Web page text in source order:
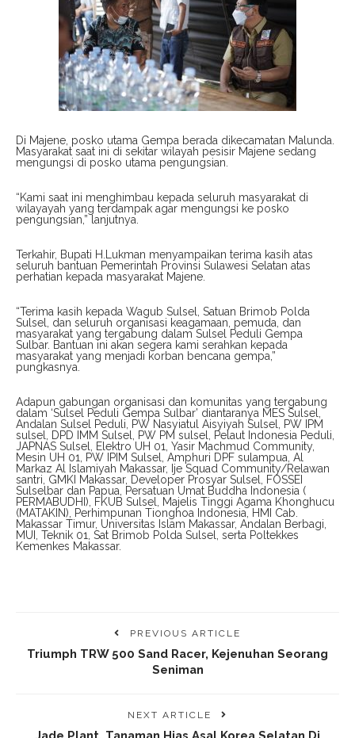
Di Majene, posko utama Gempa berada dikecamatan Malunda.
Masyarakat saat ini di sekitar wilayah pesisir Majene sedang
mengungsi di posko utama pengungsian.
“Kami saat ini menghimbau kepada seluruh masyarakat di
wilayayah yang terdampak agar mengungsi ke posko
pengungsian,” lanjutnya.
Terkahir, Bupati H.Lukman menyampaikan terima kasih atas
seluruh bantuan Pemerintah Provinsi Sulawesi Selatan atas
perhatian kepada masyarakat Majene.
“Terima kasih kepada Wagub Sulsel, Satuan Brimob Polda
Sulsel, dan seluruh organisasi keagamaan, pemuda, dan
masyarakat yang tergabung dalam Sulsel Peduli Gempa
Sulbar. Bantuan ini akan segera kami serahkan kepada
masyarakat yang menjadi korban bencana gempa,”
pungkasnya.
Adapun gabungan organisasi dan komunitas yang tergabung
dalam ‘Sulsel Peduli Gempa Sulbar’ diantaranya MES Sulsel,
Andalan Sulsel Peduli, PW Nasyiatul Aisyiyah Sulsel, PW IPM
sulsel, DPD IMM Sulsel, PW PM sulsel, Pelaut Indonesia Peduli,
JAPNAS Sulsel, Elektro UH 01, Yasir Machmud Community,
Mesin UH 01, PW IPIM Sulsel, Amphuri DPF sulampua, Al
Markaz Al Islamiyah Makassar, Ije Squad Community/Relawan
santri, GMKI Makassar, Developer Prosyar Sulsel, FOSSEI
Sulselbar dan Papua, Persatuan Umat Buddha Indonesia (
PERMABUDHI), FKUB Sulsel, Majelis Tinggi Agama Khonghucu
(MATAKIN), Perhimpunan Tionghoa Indonesia, HMI Cab.
Makassar Timur, Universitas Islam Makassar, Andalan Berbagi,
MUI, Teknik 01, Sat Brimob Polda Sulsel, serta Poltekkes
Kemenkes Makassar.
PREVIOUS ARTICLE
Triumph TRW 500 Sand Racer, Kejenuhan Seorang
Seniman
NEXT ARTICLE
Jade Plant, Tanaman Hias Asal Korea Selatan Di